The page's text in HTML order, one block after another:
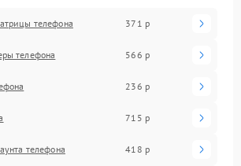
телефона 371 р
телефона 566 р
236 р
715 р
телефона 418 р